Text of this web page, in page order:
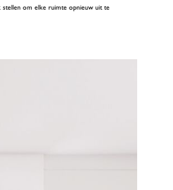
stellen om elke ruimte opnieuw uit te